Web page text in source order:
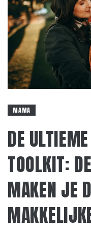
MAMA
DE
TOOLKIT:
MAKEN JE